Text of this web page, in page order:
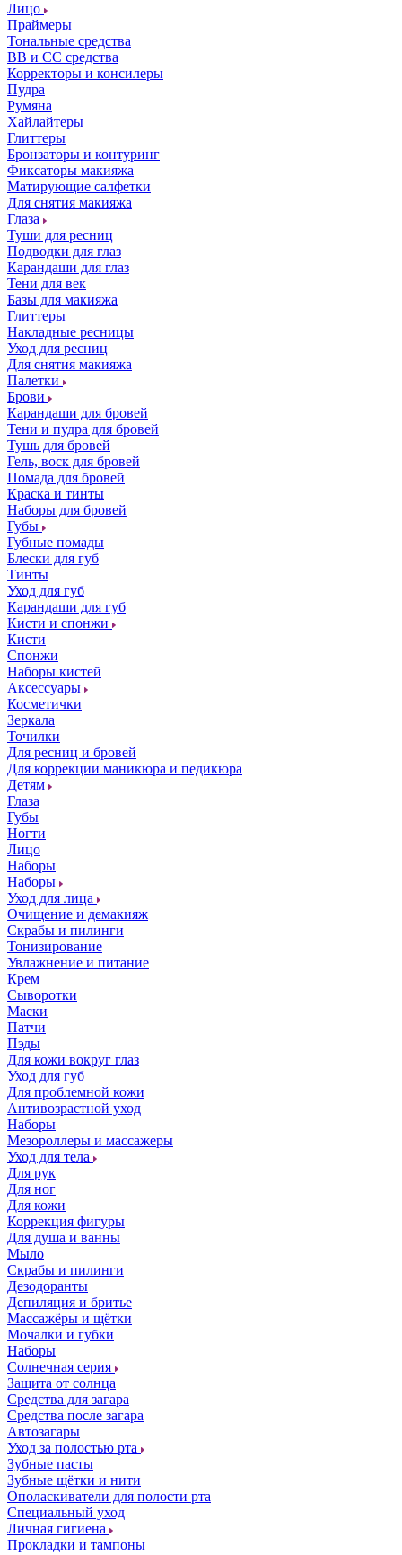
Лицо
Праймеры
Тональные средства
ВВ и СС средства
Корректоры и консилеры
Пудра
Румяна
Хайлайтеры
Глиттеры
Бронзаторы и контуринг
Фиксаторы макияжа
Матирующие салфетки
Для снятия макияжа
Глаза
Туши для ресниц
Подводки для глаз
Карандаши для глаз
Тени для век
Базы для макияжа
Глиттеры
Накладные ресницы
Уход для ресниц
Для снятия макияжа
Палетки
Брови
Карандаши для бровей
Тени и пудра для бровей
Тушь для бровей
Гель, воск для бровей
Помада для бровей
Краска и тинты
Наборы для бровей
Губы
Губные помады
Блески для губ
Тинты
Уход для губ
Карандаши для губ
Кисти и спонжи
Кисти
Спонжи
Наборы кистей
Аксессуары
Косметички
Зеркала
Точилки
Для ресниц и бровей
Для коррекции маникюра и педикюра
Детям
Глаза
Губы
Ногти
Лицо
Наборы
Наборы
Уход для лица
Очищение и демакияж
Скрабы и пилинги
Тонизирование
Увлажнение и питание
Крем
Сыворотки
Маски
Патчи
Пэды
Для кожи вокруг глаз
Уход для губ
Для проблемной кожи
Антивозрастной уход
Наборы
Мезороллеры и массажеры
Уход для тела
Для рук
Для ног
Для кожи
Коррекция фигуры
Для душа и ванны
Мыло
Скрабы и пилинги
Дезодоранты
Депиляция и бритье
Массажёры и щётки
Мочалки и губки
Наборы
Солнечная серия
Защита от солнца
Средства для загара
Средства после загара
Автозагары
Уход за полостью рта
Зубные пасты
Зубные щётки и нити
Ополаскиватели для полости рта
Специальный уход
Личная гигиена
Прокладки и тампоны